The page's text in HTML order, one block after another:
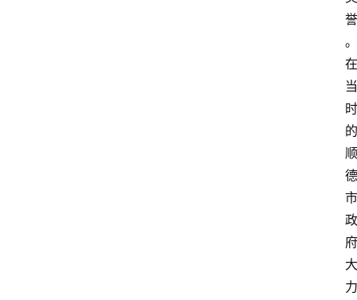
誉
。
在
当
时
的
顺
德
市
政
府
大
力